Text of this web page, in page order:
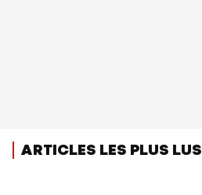
ARTICLES LES PLUS LUS